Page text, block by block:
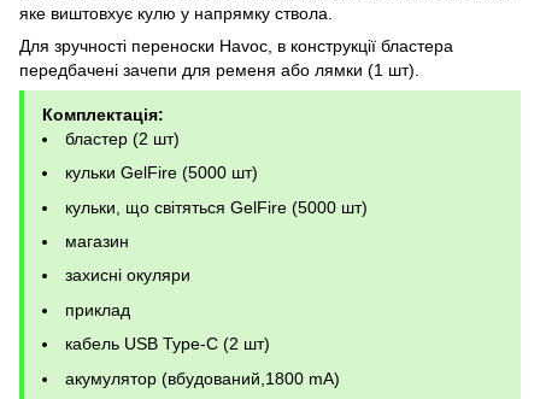
яке виштовхує кулю у напрямку ствола.
Для зручності переноски Havoc, в конструкції бластера
передбачені зачепи для ременя або лямки (1 шт).
Комплектація:
бластер (2 шт)
кульки GelFire (5000 шт)
кульки, що світяться GelFire (5000 шт)
магазин
захисні окуляри
приклад
кабель USB Type-C (2 шт)
акумулятор (вбудований,1800 mA)